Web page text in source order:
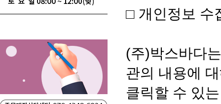
□ 개인정보 수
(주)박스바다
관의 내용에
클릭할 수 있